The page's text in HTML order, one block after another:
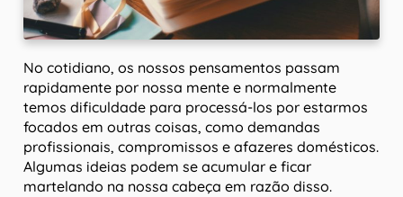
No cotidiano, os nossos pensamentos passam
rapidamente por nossa mente e normalmente
temos dificuldade para processá-los por estarmos
focados em outras coisas, como demandas
profissionais, compromissos e afazeres domésticos.
Algumas ideias podem se acumular e ficar
martelando na nossa cabeça em razão disso.